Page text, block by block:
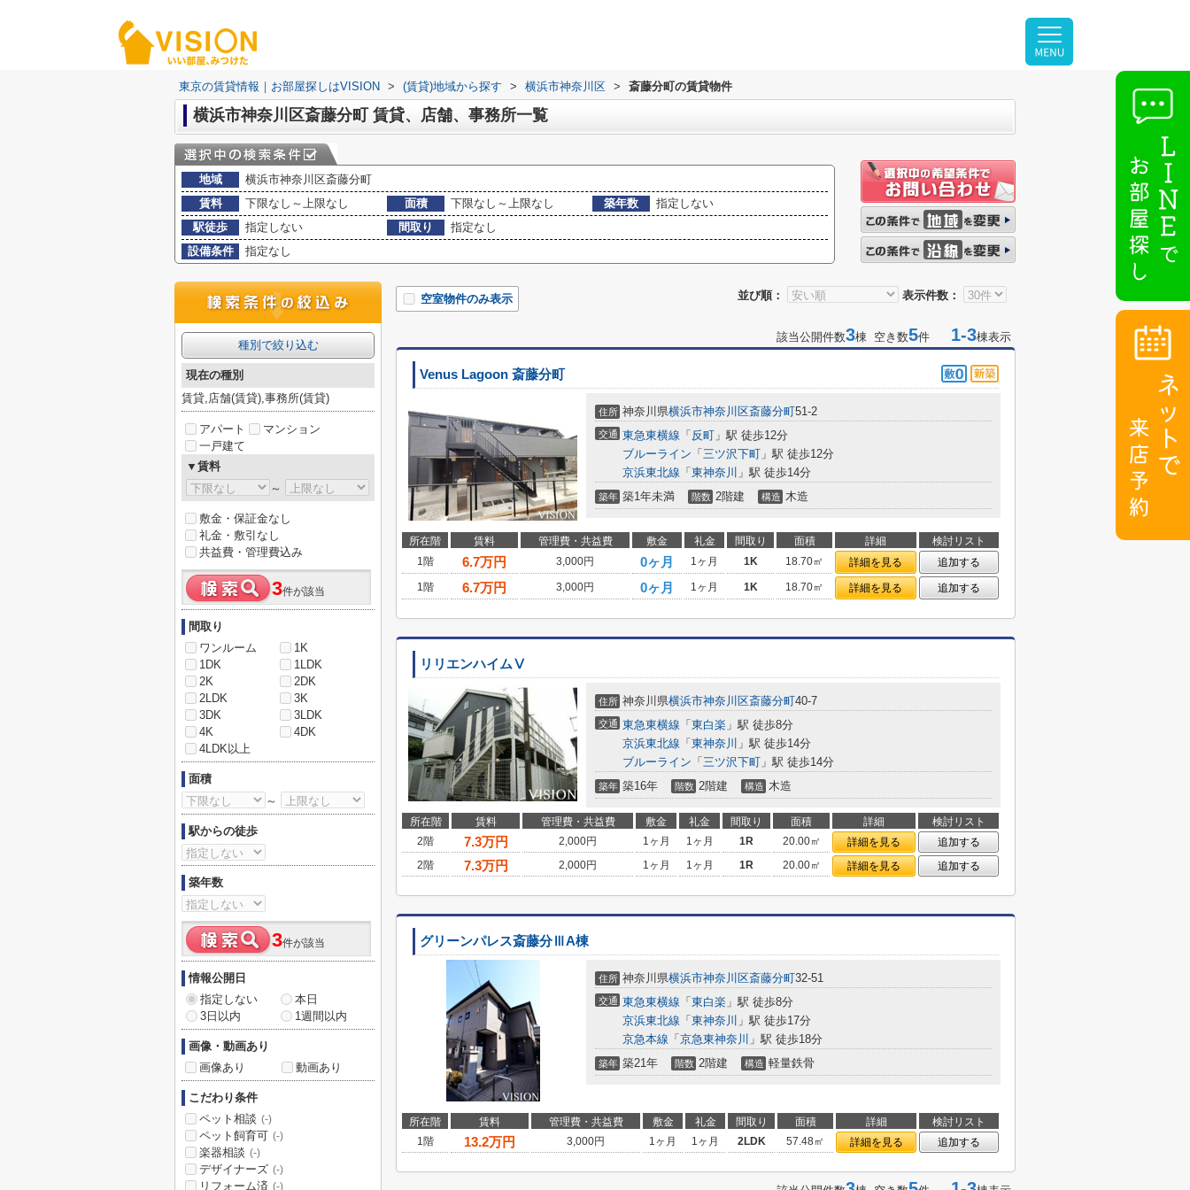
東京の賃貸情報｜お部屋探しはVISION > (賃貸)地域から探す > 横浜市神奈川区 > 斎藤分町の賃貸物件
横浜市神奈川区斎藤分町 賃貸、店舗、事務所一覧
地域
横浜市神奈川区斎藤分町
賃料
下限なし～上限なし 面積 下限なし～上限なし 築年数
指定しない
駅徒歩
指定しない 間取り
指定なし
設備条件
指定なし
並び順： 表示件数：
空室物件のみ表示
該当公開件数3棟 空き数5件 1-3棟表示
Venus Lagoon 斎藤分町
住所 神奈川県横浜市神奈川区斎藤分町51-2
交通 東急東横線 「 反町 」駅 徒歩12分
ブルーライン 「 三ツ沢下町 」駅 徒歩12分
京浜東北線 「 東神奈川 」駅 徒歩14分
築年 築1年未満 階数 2階建 構造 木造
所在階 賃料 管理費・共益費 敷金 礼金 間取り 面積 詳細
検討リスト
1階
6.7万円 3,000円 0ヶ月 1ヶ月 1K 18.70㎡ 詳細を見る
追加する
1階
6.7万円 3,000円 0ヶ月 1ヶ月 1K 18.70㎡ 詳細を見る 追加する
リリエンハイムⅤ
住所 神奈川県横浜市神奈川区斎藤分町40-7
交通 東急東横線 「 東白楽 」駅 徒歩8分
京浜東北線 「 東神奈川 」駅 徒歩14分
ブルーライン 「 三ツ沢下町 」駅 徒歩14分
築年 築16年 階数 2階建 構造 木造
所在階 賃料 管理費・共益費 敷金 礼金 間取り 面積 詳細
検討リスト
2階
7.3万円 2,000円 1ヶ月 1ヶ月 1R 20.00㎡ 詳細を見る
追加する
2階
7.3万円 2,000円 1ヶ月 1ヶ月 1R 20.00㎡ 詳細を見る 追加する
グリーンパレス斎藤分ⅢA棟
住所 神奈川県横浜市神奈川区斎藤分町32-51
交通 東急東横線 「 東白楽 」駅 徒歩8分
京浜東北線 「 東神奈川 」駅 徒歩17分
京急本線 「 京急東神奈川 」駅 徒歩18分
築年 築21年 階数 2階建 構造 軽量鉄骨
所在階 賃料 管理費・共益費 敷金 礼金 間取り 面積 詳細
検討リスト
1階
13.2万円 3,000円 1ヶ月 1ヶ月 2LDK 57.48㎡ 詳細を見る 追加する
種別で絞り込む
現在の種別
賃貸,店舗(賃貸),事務所(賃貸)
アパート
マンション
一戸建て
▼賃料
～
敷金・保証金なし
礼金・敷引なし
共益費・管理費込み
3件が該当
間取り
ワンルーム
1K
1DK
1LDK
2K
2DK
2LDK
3K
3DK
3LDK
4K
4DK
4LDK以上
面積
～
駅からの徒歩
築年数
3件が該当
情報公開日
指定しない
本日
3日以内
1週間以内
画像・動画あり
画像あり
動画あり
こだわり条件
ペット相談 (-)
ペット飼育可 (-)
楽器相談 (-)
デザイナーズ (-)
リフォーム済 (-)